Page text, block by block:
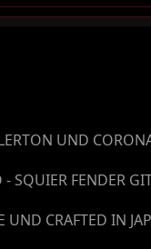
UND
SQUIER FENDER
CRAFTED IN